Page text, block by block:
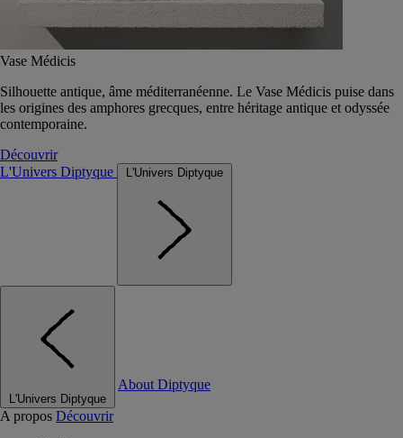
Vase Médicis
Silhouette antique, âme méditerranéenne. Le Vase Médicis puise dans
les origines des amphores grecques, entre héritage antique et odyssée
contemporaine.
Découvrir
L'Univers Diptyque
L'Univers Diptyque
L'Univers Diptyque
About Diptyque
A propos Découvrir